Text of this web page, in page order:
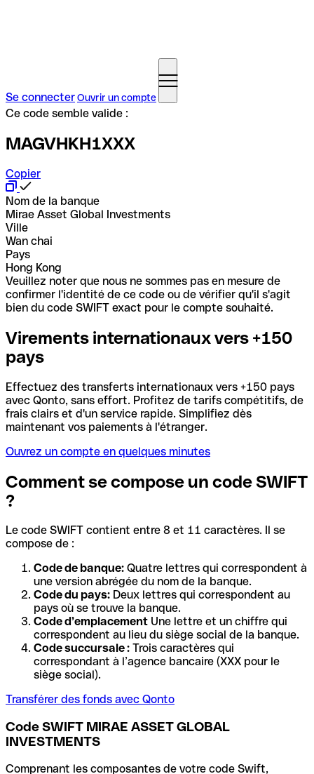
Se connecterOuvrir un compte
Ce code semble valide :
MAGVHKH1XXX
Copier
Nom de la banque
Mirae Asset Global Investments
Ville
Wan chai
Pays
Hong Kong
Veuillez noter que nous ne sommes pas en mesure de
confirmer l'identité de ce code ou de vérifier qu'il s'agit
bien du code SWIFT exact pour le compte souhaité.
Virements internationaux vers +150
pays
Effectuez des transferts internationaux vers +150 pays
avec Qonto, sans effort. Profitez de tarifs compétitifs, de
frais clairs et d'un service rapide. Simplifiez dès
maintenant vos paiements à l'étranger.
Ouvrez un compte en quelques minutes
Comment se compose un code SWIFT
?
Le code SWIFT contient entre 8 et 11 caractères. Il se
compose de :
Code de banque: Quatre lettres qui correspondent à
une version abrégée du nom de la banque.
Code du pays: Deux lettres qui correspondent au
pays où se trouve la banque.
Code d’emplacement Une lettre et un chiffre qui
correspondent au lieu du siège social de la banque.
Code succursale : Trois caractères qui
correspondant à l’agence bancaire (XXX pour le
siège social).
Transférer des fonds avec Qonto
Code SWIFT MIRAE ASSET GLOBAL
INVESTMENTS
Comprenant les composantes de votre code Swift,